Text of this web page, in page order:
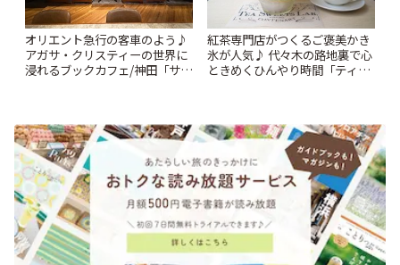
オリエント急行の客車のよう♪
アガサ・クリスティーの世界に
浸れるブックカフェ/神田「サロ
紅茶専門店がつくるご褒美かき
氷が人気♪ 代々木の路地裏で心
ときめくひんやり時間「ティー